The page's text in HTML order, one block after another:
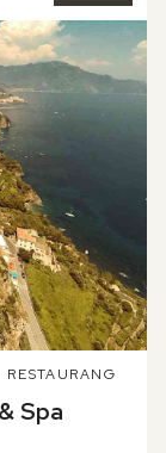
Spa